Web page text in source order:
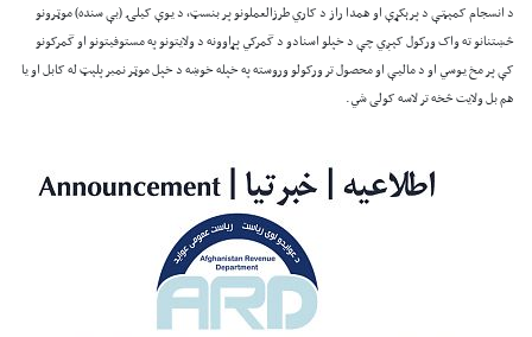
د انسجام کمېټې د پرېکړې او همدا راز د کاري طرزالعملونو پر بنسټ، د يوې کيلۍ (بې سنده) موټرونو
څښتنانو ته واک ورکول کېږي چې د خپلو اسنادو د گمرکي پړاوونه د ولايتونو په مستوفيتونو او گمرکونو
کې پر مخ يوسي او د ماليې او محصول تر ورکولو وروسته په خپله خوښه د خپل موټر نمبر پلېټ له کابل او يا
هم بل ولايت څخه تر لاسه کولی شي.